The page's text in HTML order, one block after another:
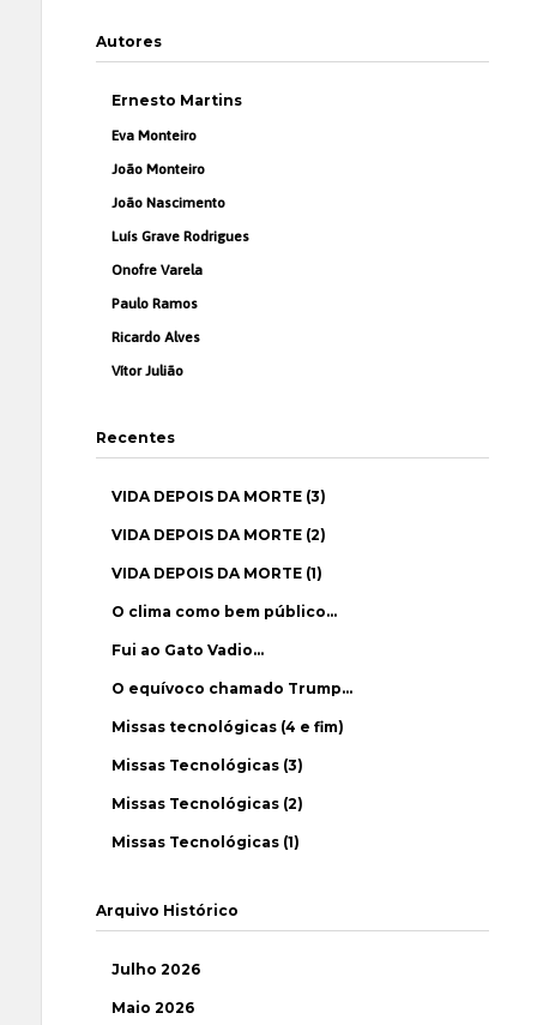
Autores
Ernesto Martins
Eva Monteiro
João Monteiro
João Nascimento
Luís Grave Rodrigues
Onofre Varela
Paulo Ramos
Ricardo Alves
Vítor Julião
Recentes
VIDA DEPOIS DA MORTE (3)
VIDA DEPOIS DA MORTE (2)
VIDA DEPOIS DA MORTE (1)
O clima como bem público…
Fui ao Gato Vadio…
O equívoco chamado Trump…
Missas tecnológicas (4 e fim)
Missas Tecnológicas (3)
Missas Tecnológicas (2)
Missas Tecnológicas (1)
Arquivo Histórico
Julho 2026
Maio 2026